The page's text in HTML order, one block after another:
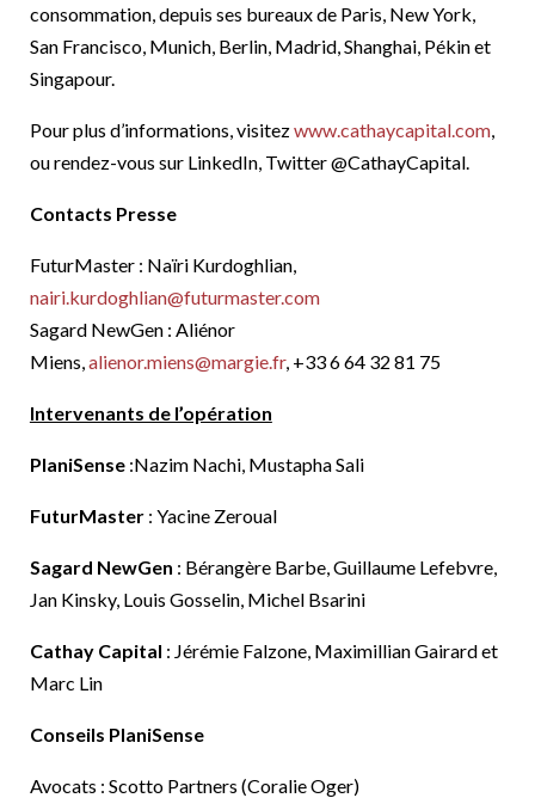
consommation, depuis ses bureaux de Paris, New York,
San Francisco, Munich, Berlin, Madrid, Shanghai, Pékin et
Singapour.
Pour plus d’informations, visitezwww.cathaycapital.com,
ou rendez-vous sur LinkedIn, Twitter @CathayCapital.
Contacts Presse
FuturMaster : Naïri Kurdoghlian,
nairi.kurdoghlian@futurmaster.com
Sagard NewGen : Aliénor
Miens, alienor.miens@margie.fr, +33 6 64 32 81 75
Intervenants de l’opération
PlaniSense :Nazim Nachi, Mustapha Sali
FuturMaster: Yacine Zeroual
Sagard NewGen : Bérangère Barbe, Guillaume Lefebvre,
Jan Kinsky, Louis Gosselin, Michel Bsarini
Cathay Capital : Jérémie Falzone, Maximillian Gairard et
Marc Lin
Conseils PlaniSense
Avocats : Scotto Partners (Coralie Oger)